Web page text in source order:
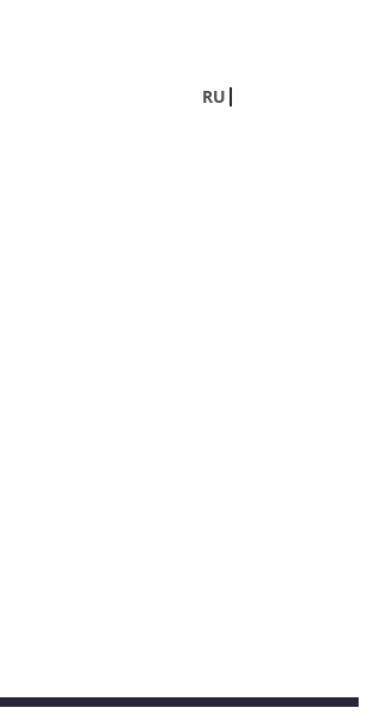
RU